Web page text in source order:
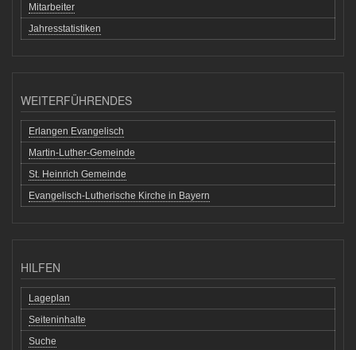
Mitarbeiter
Jahresstatistiken
WEITERFÜHRENDES
Erlangen Evangelisch
Martin-Luther-Gemeinde
St. Heinrich Gemeinde
Evangelisch-Lutherische Kirche in Bayern
HILFEN
Lageplan
Seiteninhalte
Suche